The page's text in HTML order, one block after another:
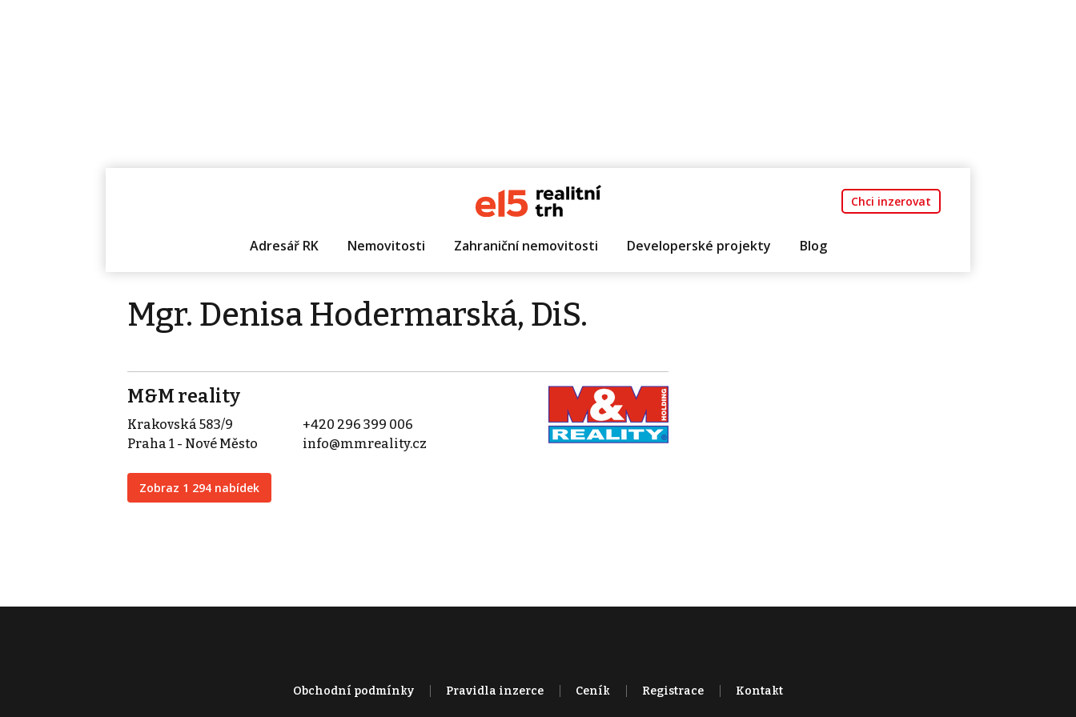
Chci inzerovat
Adresář RK Nemovitosti Zahraniční nemovitosti Developerské projekty Blog
Mgr. Denisa Hodermarská, DiS.
M&M reality
Krakovská 583/9
Praha 1 - Nové Město
Zobraz 1 294 nabídek
+420 296 399 006
info@mmreality.cz
Obchodní podmínky Pravidla inzerce Ceník Registrace Kontakt